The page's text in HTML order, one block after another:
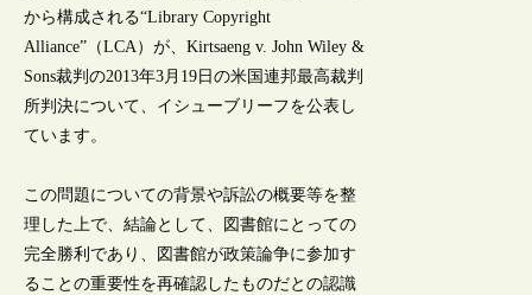
から構成される“Library Copyright
Alliance”（LCA）が、Kirtsaeng v. John Wiley &
Sons裁判の2013年3月19日の米国連邦最高裁判
所判決について、イシューブリーフを公表し
ています。
この問題についての背景や訴訟の概要等を整
理した上で、結論として、図書館にとっての
完全勝利であり、図書館が政策論争に参加す
ることの重要性を再確認したものだとの認識